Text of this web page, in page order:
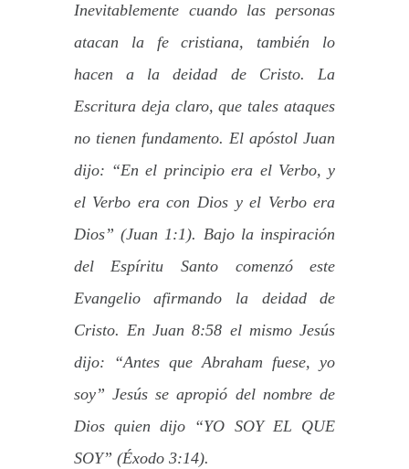
Inevitablemente cuando las personas
atacan la fe cristiana, también lo
hacen a la deidad de Cristo. La
Escritura deja claro, que tales ataques
no tienen fundamento. El apóstol Juan
dijo: “En el principio era el Verbo, y
el Verbo era con Dios y el Verbo era
Dios” (Juan 1:1). Bajo la inspiración
del Espíritu Santo comenzó este
Evangelio afirmando la deidad de
Cristo. En Juan 8:58 el mismo Jesús
dijo: “Antes que Abraham fuese, yo
soy” Jesús se apropió del nombre de
Dios quien dijo “YO SOY EL QUE
SOY” (Éxodo 3:14).